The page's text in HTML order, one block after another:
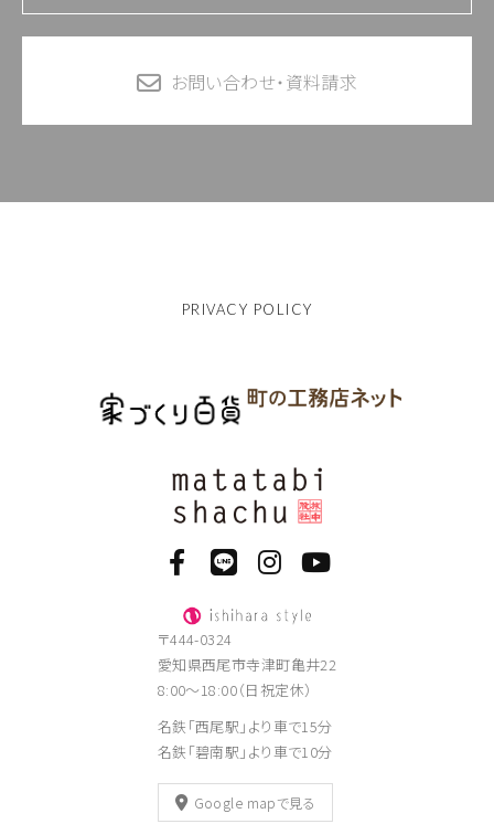
お問い合わせ・資料請求
〒444-0324
愛知県西尾市寺津町亀井22
8:00～18:00（日祝定休）
名鉄「西尾駅」より車で15分
名鉄「碧南駅」より車で10分
Google mapで見る
PRIVACY POLICY